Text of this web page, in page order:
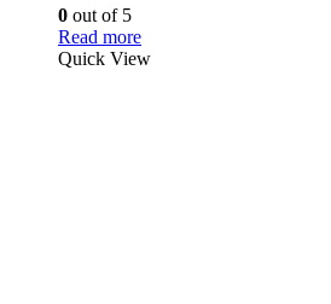
0 out of 5
Read more
Quick View